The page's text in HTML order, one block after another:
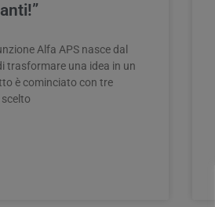
Alfa APS nasce dal
trasformare una idea in un
è cominciato con tre